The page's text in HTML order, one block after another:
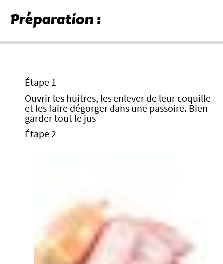
Préparation :
Étape 1
Ouvrir les huitres, les enlever de leur coquille
et les faire dégorger dans une passoire. Bien
garder tout le jus
Étape 2